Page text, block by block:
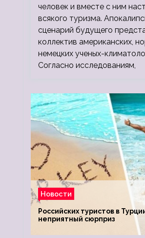
человек и вместе с ним
всякого туризма.
сценарий будущего
коллектив американских,
немецких ученых-
Согласно исследованиям,
Новости
Российских туристов в
неприятный сюрприз